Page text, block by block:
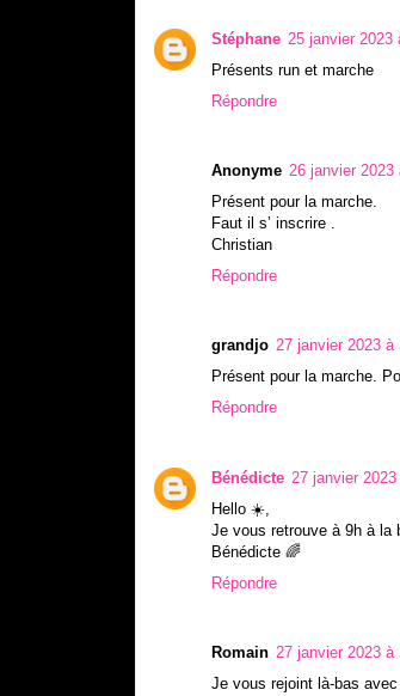
Stéphane 25 janvier 2023
Présents run et marche
Répondre
Anonyme 26 janvier 2023
Présent pour la marche.
Faut il s’ inscrire .
Christian
Répondre
grandjo 27 janvier 2023 à
Présent pour la marche.
Répondre
Bénédicte 27 janvier
Hello ☀️,
Je vous retrouve à 9h à la
Bénédicte 🌈
Répondre
Romain 27 janvier 2023 à
Je vous rejoint là-bas avec